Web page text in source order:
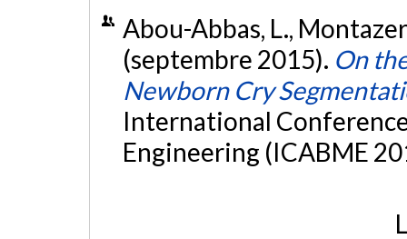
Abou-Abbas, L.,
(septembre 2015). On
Newborn Cry
International
Engineering (ICABME